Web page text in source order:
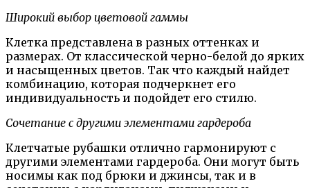
Широкий выбор цветовой гаммы
Клетка представлена в разных оттенках и
размерах. От классической черно-белой до ярких
и насыщенных цветов. Так что каждый найдет
комбинацию, которая подчеркнет его
индивидуальность и подойдет его стилю.
Сочетание с другими элементами гардероба
Клетчатые рубашки отлично гармонируют с
другими элементами гардероба. Они могут быть
носимы как под брюки и джинсы, так и в